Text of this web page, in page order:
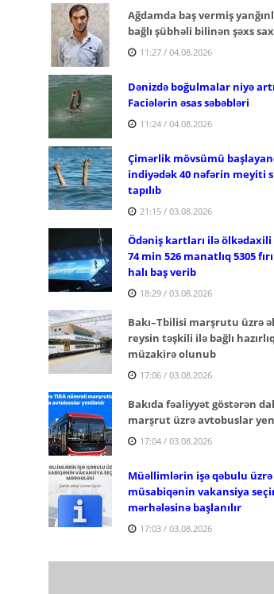
Ağdamda baş vermiş
bağlı şübhəli bilinən şəxs
11:27 / 04.08.2026
Dənizdə boğulmalar niyə
Faciələrin əsas səbəbləri
11:24 / 04.08.2026
Çimərlik mövsümü
indiyədək 40 nəfərin meyiti
tapılıb
21:15 / 03.08.2026
Ödəniş kartları ilə
74 min 526 manatlıq 5305
halı baş verib
18:29 / 03.08.2026
Bakı–Tbilisi marşrutu üzrə
reysin təşkili ilə bağlı
müzakirə olunub
17:06 / 03.08.2026
Bakıda fəaliyyət göstərən
marşrut üzrə avtobuslar
17:04 / 03.08.2026
Müəllimlərin işə qəbulu üzrə
müsabiqənin vakansiya
mərhələsinə başlanılır
17:03 / 03.08.2026